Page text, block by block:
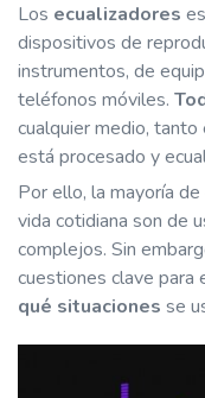
Los ecualizadores
dispositivos de
instrumentos, de
teléfonos móviles.
cualquier medio,
está procesado y
Por ello, la mayoría
vida cotidiana son de
complejos. Sin
cuestiones clave para
qué situaciones se